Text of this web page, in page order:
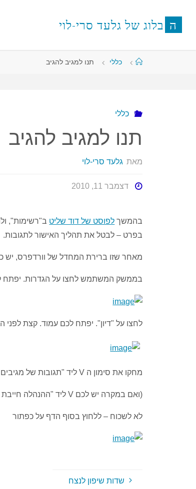
ה בלוג של גלעד סרי-לוי
עמודכללי תנו למגיב להגיב
כללי
תנו למגיב להגיב
מאת גלעד סרי-לוי
דצמבר 11, 2010
בהמשך לפוסט של דוד שליט ב"רשימות",
בפרט – לבטל את תהליך האישור לתגובות.
מאחר שזו ברירת המחדל של וורדפרס, יש
בממשק המשתמש לחצו על הגדרות. יפתח
לחצו על "דיון". יפתח לכם עמוד. קצת
מחקו את סימון ה V ליד "תגובות של מגיבים חדשים חייבות לעבור את אישור ההנהלה". זאת על ידי לחיצה עליו.
(ואם במקרה יש לכם V ליד "ההנהלה חייבת לאשר כל תגובה" מחקו גם אותו).
לא לשכוח – ללחוץ בסוף הדף על כפתור
שדות שיפון לנצח